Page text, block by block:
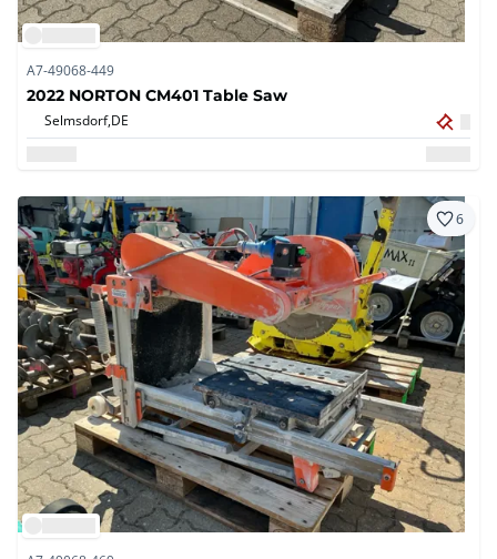
A7-49068-449
2022 NORTON CM401 Table Saw
Selmsdorf,DE
6